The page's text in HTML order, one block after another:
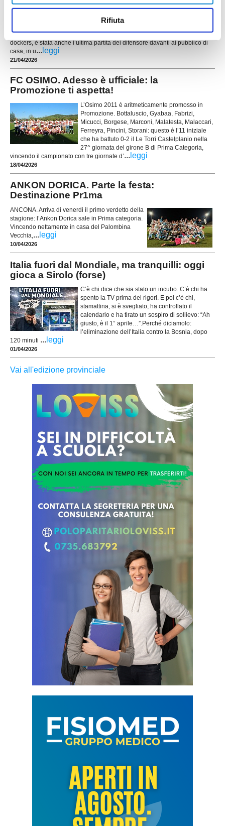
Rifiuta
omaggio dei Portuali Dorica
I Portuali Calcio Dorica hanno reso omaggio ad Andrea Savini, capitano
pronto a salutare il calcio giocato al termine della stagione. La vittoria
contro la Biagio Nazzaro, che ha sancito la salvezza in Promozione dei
dockers, è stata anche l’ultima partita del difensore davanti al pubblico di
casa, in u... leggi
21/04/2026
FC OSIMO. Adesso è ufficiale: la
Promozione ti aspetta!
L’Osimo 2011 è aritmeticamente promosso in
Promozione. Bottaluscio, Gyabaa, Fabrizi,
Micucci, Borgese, Marconi, Malatesta, Malaccari,
Ferreyra, Pincini, Storani: questo è l’11 iniziale
che ha battuto 0-2 il Le Torri Castelplanio nella
27^ giornata del girone B di Prima Categoria,
vincendo il campionato con tre giornate d’... leggi
18/04/2026
ANKON DORICA. Parte la festa:
Destinazione Pr1ma
ANCONA. Arriva di venerdi il primo verdetto della
stagione: l’Ankon Dorica sale in Prima categoria.
Vincendo nettamente in casa del Palombina
Vecchia, ... leggi
10/04/2026
Italia fuori dal Mondiale, ma tranquilli: oggi
gioca a Sirolo (forse)
C’è chi dice che sia stato un incubo. C’è chi ha
spento la TV prima dei rigori. E poi c’è chi,
stamattina, si è svegliato, ha controllato il
calendario e ha tirato un sospiro di sollievo: “Ah
giusto, è il 1° aprile…”.Perché diciamolo:
l’eliminazione dell’Italia contro la Bosnia, dopo
120 minuti ... leggi
01/04/2026
Vai all'edizione provinciale